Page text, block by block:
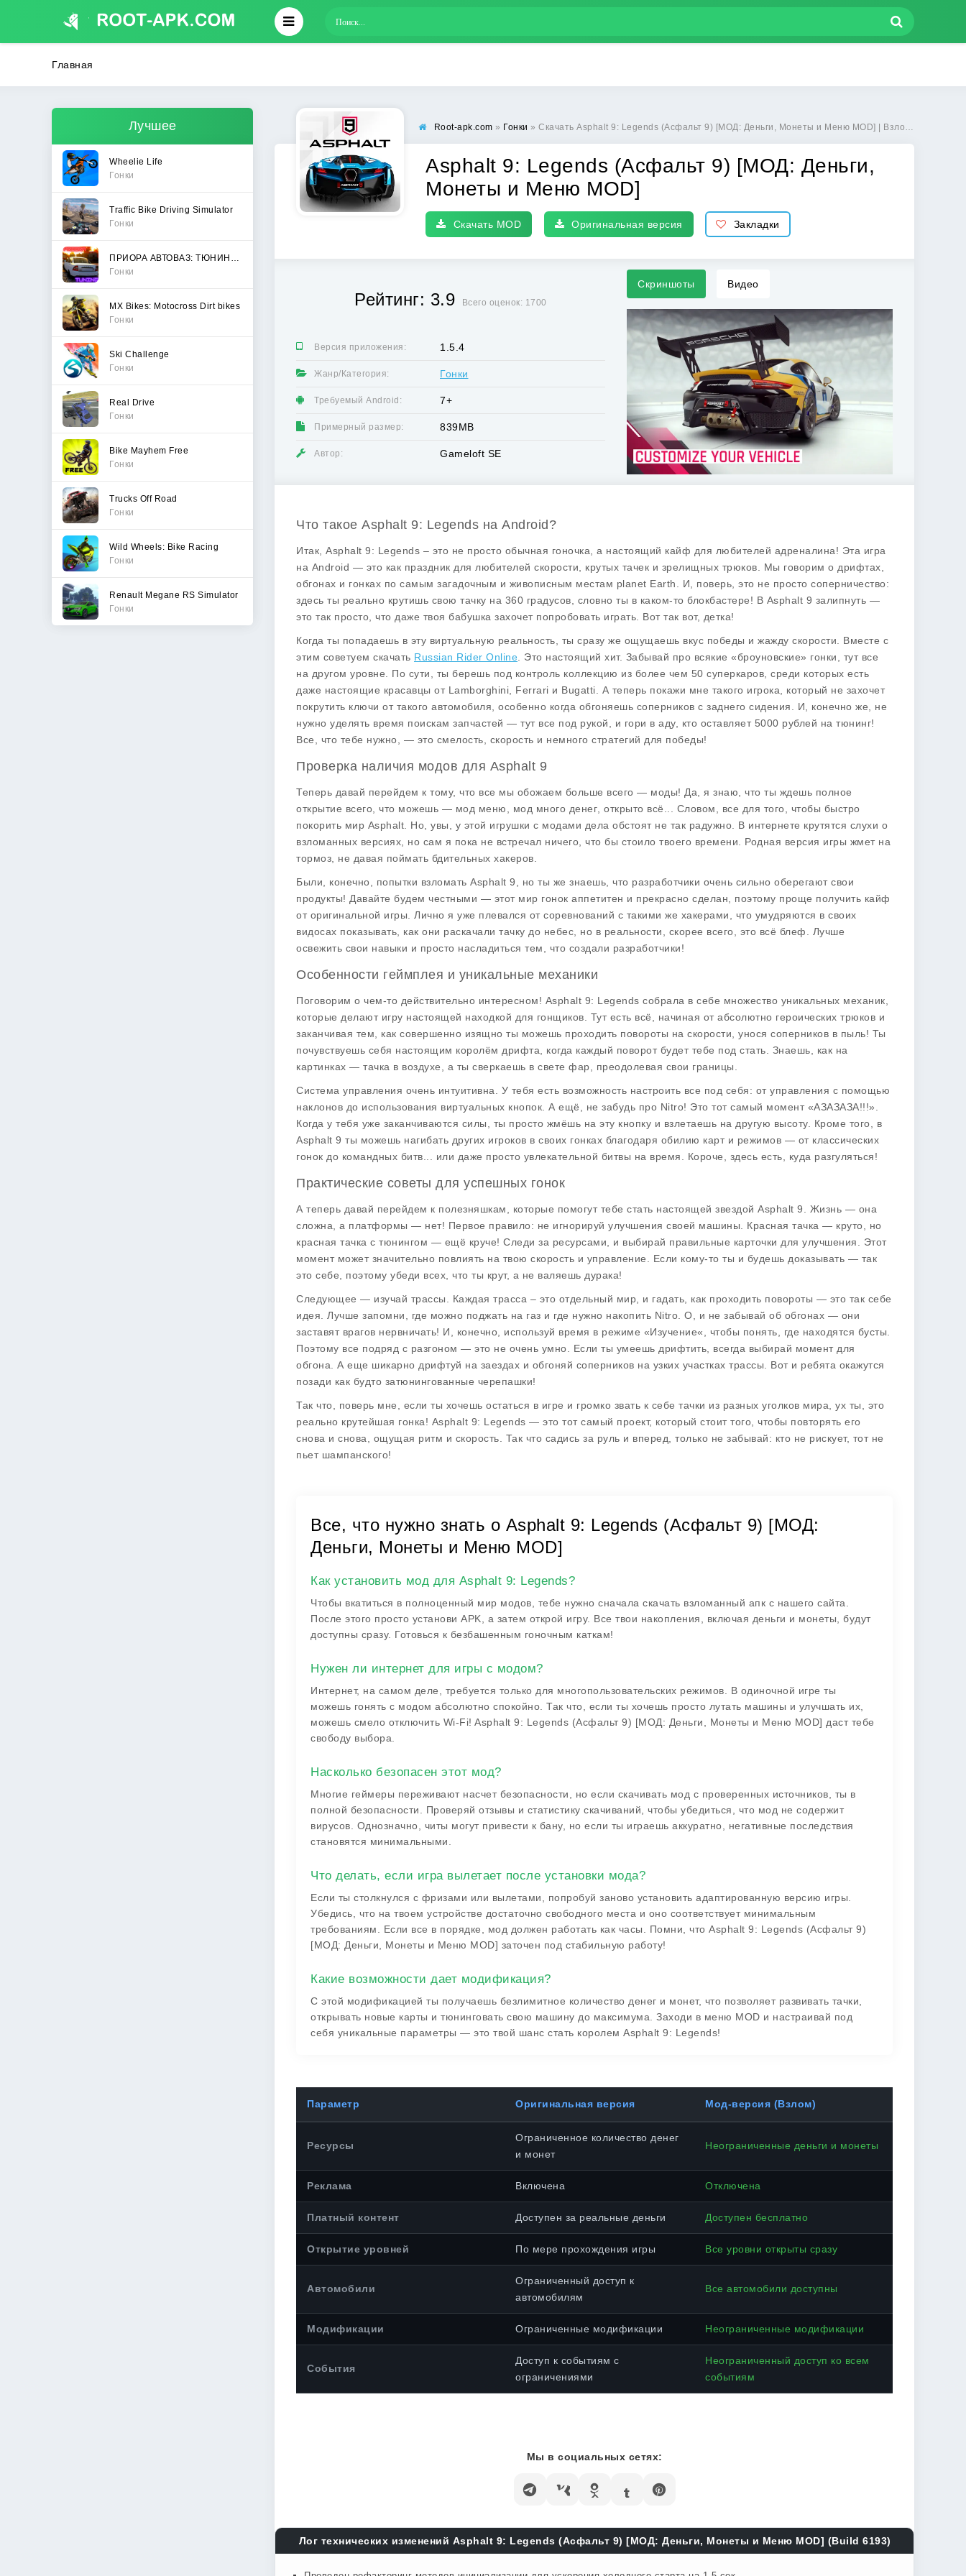
Главная
Лучшее
Wheelie Life
Гонки
Traffic Bike Driving Simulator
Гонки
Гонки
MX Bikes: Motocross Dirt bikes
Гонки
Ski Challenge
Гонки
Real Drive
Гонки
Bike Mayhem Free
Гонки
Trucks Off Road
Гонки
Wild Wheels: Bike Racing
Гонки
Renault Megane RS Simulator
Гонки
Root-apk.com » Гонки » Скачать Asphalt 9: Legends (Асфальт 9) [МОД: Деньги, Монеты и Меню MOD] | Взлом Asphalt 9: Legends на Андроид
Asphalt 9: Legends (Асфальт 9) [МОД: Деньги,
Монеты и Меню MOD]
Скачать MOD Оригинальная версия Закладки
Рейтинг: 3.9 Всего оценок: 1700
Версия приложения: 1.5.4
Жанр/Категория: Гонки
Требуемый Android: 7+
Примерный размер: 839MB
Автор: Gameloft SE
Скриншоты Видео
Что такое Asphalt 9: Legends на Android?
Итак, Asphalt 9: Legends – это не просто обычная гоночка, а настоящий кайф для любителей адреналина! Эта игра
на Android — это как праздник для любителей скорости, крутых тачек и зрелищных трюков. Мы говорим о дрифтах,
обгонах и гонках по самым загадочным и живописным местам planet Earth. И, поверь, это не просто соперничество:
здесь ты реально крутишь свою тачку на 360 градусов, словно ты в каком-то блокбастере! В Asphalt 9 залипнуть —
это так просто, что даже твоя бабушка захочет попробовать играть. Вот так вот, детка!
Когда ты попадаешь в эту виртуальную реальность, ты сразу же ощущаешь вкус победы и жажду скорости. Вместе с
этим советуем скачать Russian Rider Online . Это настоящий хит. Забывай про всякие «броуновские» гонки, тут все
на другом уровне. По сути, ты берешь под контроль коллекцию из более чем 50 суперкаров, среди которых есть
даже настоящие красавцы от Lamborghini, Ferrari и Bugatti. А теперь покажи мне такого игрока, который не захочет
покрутить ключи от такого автомобиля, особенно когда обгоняешь соперников с заднего сидения. И, конечно же, не
нужно уделять время поискам запчастей — тут все под рукой, и гори в аду, кто оставляет 5000 рублей на тюнинг!
Все, что тебе нужно, — это смелость, скорость и немного стратегий для победы!
Проверка наличия модов для Asphalt 9
Теперь давай перейдем к тому, что все мы обожаем больше всего — моды! Да, я знаю, что ты ждешь полное
открытие всего, что можешь — мод меню мод много денег открыто всё ... Словом, все для того, чтобы быстро
покорить мир Asphalt. Но, увы, у этой игрушки с модами дела обстоят не так радужно. В интернете крутятся слухи о
взломанных версиях, но сам я пока не встречал ничего, что бы стоило твоего времени. Родная версия игры жмет на
тормоз, не давая поймать бдительных хакеров.
Были, конечно, попытки взломать Asphalt 9, но ты же знаешь, что разработчики очень сильно оберегают свои
продукты! Давайте будем честными — этот мир гонок аппетитен и прекрасно сделан, поэтому проще получить кайф
от оригинальной игры. Лично я уже плевался от соревнований с такими же хакерами, что умудряются в своих
видосах показывать, как они раскачали тачку до небес, но в реальности, скорее всего, это всё блеф. Лучше
освежить свои навыки и просто насладиться тем, что создали разработчики!
Особенности геймплея и уникальные механики
Поговорим о чем-то действительно интересном! Asphalt 9: Legends собрала в себе множество уникальных механик,
которые делают игру настоящей находкой для гонщиков. Тут есть всё, начиная от абсолютно героических трюков и
заканчивая тем, как совершенно изящно ты можешь проходить повороты на скорости, унося соперников в пыль! Ты
почувствуешь себя настоящим королём дрифта, когда каждый поворот будет тебе под стать. Знаешь, как на
картинках — тачка в воздухе, а ты сверкаешь в свете фар, преодолевая свои границы.
Система управления очень интуитивна. У тебя есть возможность настроить все под себя: от управления с помощью
наклонов до использования виртуальных кнопок. А ещё, не забудь про Nitro! Это тот самый момент «АЗАЗАЗА!!!».
Когда у тебя уже заканчиваются силы, ты просто жмёшь на эту кнопку и взлетаешь на другую высоту. Кроме того, в
Asphalt 9 ты можешь нагибать других игроков в своих гонках благодаря обилию карти режимов — от классических
гонок до командных битв... или даже просто увлекательной битвы на время. Короче, здесь есть, куда разгуляться!
Практические советы для успешных гонок
А теперь давай перейдем к полезняшкам, которые помогут тебе стать настоящей звездой Asphalt 9. Жизнь — она
сложна, а платформы — нет! Первое правило: не игнорируй улучшения своей машины. Красная тачка — круто, но
красная тачка с тюнингом — ещё круче! Следи за ресурсами, и выбирай правильные карточки для улучшения. Этот
момент может значительно повлиять на твою скорость и управление. Если кому-то ты и будешь доказывать — так
это себе, поэтому убеди всех, что ты крут, а не валяешь дурака!
Следующее — изучай трассы . Каждая трасса – это отдельный мир, и гадать, как проходить повороты — это так себе
идея. Лучше запомни, где можно поджать на газ и где нужно накопить Nitro. О, и не забывай об обгонах — они
заставят врагов нервничать! И, конечно, используй время в режиме «Изучение«, чтобы понять, где находятся бусты.
Поэтому все подряд с разгоном — это не очень умно. Если ты умеешь дрифтить, всегда выбирай момент для
обгона. А еще шикарно дрифтуй на заездах и обгоняй соперников на узких участках трассы. Вот и ребята окажутся
позади как будто затюнингованные черепашки!
Так что, поверь мне, если ты хочешь остаться в игре и громко звать к себе тачки из разных уголков мира, ух ты, это
реально крутейшая гонка! Asphalt 9: Legends — это тот самый проект, который стоит того, чтобы повторять его
снова и снова, ощущая ритм и скорость. Так что садись за руль и вперед, только не забывай: кто не рискует, тот не
пьет шампанского!
Все, что нужно знать о Asphalt 9: Legends (Асфальт 9) [МОД:
Деньги, Монеты и Меню MOD]
Как установить мод для Asphalt 9: Legends?
Чтобы вкатиться в полноценный мир модов, тебе нужно сначала скачать взломанный апк с нашего сайта.
После этого просто установи APK, а затем открой игру. Все твои накопления, включая деньги и монеты, будут
доступны сразу. Готовься к безбашенным гоночным каткам!
Нужен ли интернет для игры с модом?
Интернет, на самом деле, требуется только для многопользовательских режимов. В одиночной игре ты
можешь гонять с модом абсолютно спокойно. Так что, если ты хочешь просто лутать машины и улучшать их,
можешь смело отключить Wi-Fi! Asphalt 9: Legends (Асфальт 9) [МОД: Деньги, Монеты и Меню MOD] даст тебе
свободу выбора.
Насколько безопасен этот мод?
Многие геймеры переживают насчет безопасности, но если скачивать мод с проверенных источников, ты в
полной безопасности. Проверяй отзывы и статистику скачиваний, чтобы убедиться, что мод не содержит
вирусов. Однозначно, читы могут привести к бану, но если ты играешь аккуратно, негативные последствия
становятся минимальными.
Что делать, если игра вылетает после установки мода?
Если ты столкнулся с фризами или вылетами, попробуй заново установить адаптированную версию игры.
Убедись, что на твоем устройстве достаточно свободного места и оно соответствует минимальным
требованиям. Если все в порядке, мод должен работать как часы. Помни, что Asphalt 9: Legends (Асфальт 9)
[МОД: Деньги, Монеты и Меню MOD] заточен под стабильную работу!
Какие возможности дает модификация?
С этой модификацией ты получаешь безлимитное количество денег и монет, что позволяет развивать тачки,
открывать новые карты и тюнинговать свою машину до максимума. Заходи в меню MOD и настраивай под
себя уникальные параметры — это твой шанс стать королем Asphalt 9: Legends!
Параметр Оригинальная версия Мод-версия (Взлом)
Ресурсы
Ограниченное количество денег
и монет
Неограниченные деньги и монеты
Реклама Включена Отключена
Платный контент Доступен за реальные деньги Доступен бесплатно
Открытие уровней По мере прохождения игры Все уровни открыты сразу
Автомобили
Ограниченный доступ к
автомобилям
Все автомобили доступны
Модификации Ограниченные модификации Неограниченные модификации
События
Доступ к событиям с
ограничениями
Неограниченный доступ ко всем
событиям
Мы в социальных сетях:
Лог технических изменений Asphalt 9: Legends (Асфальт 9) [МОД: Деньги, Монеты и Меню MOD] (Build 6193)